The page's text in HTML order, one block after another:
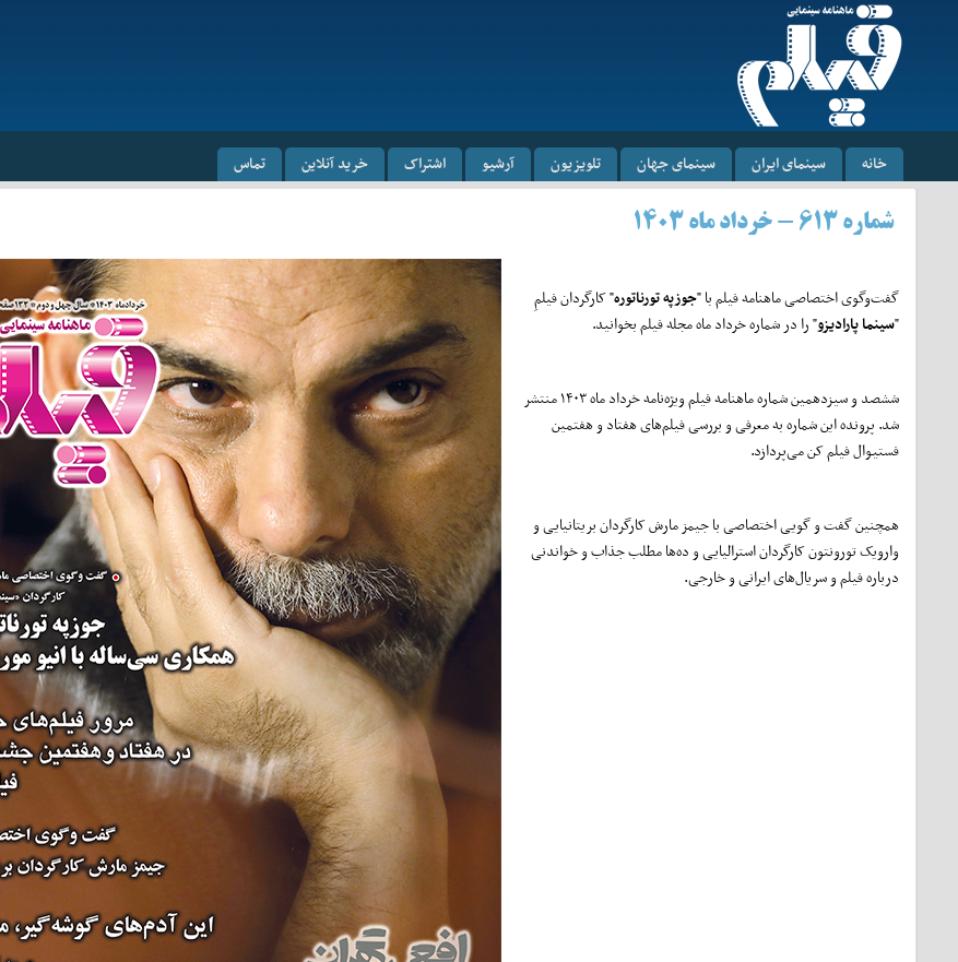
خانه سینمای ایران سینمای جهان تلویزیون آرشیو اشتراک خرید آنلاین تماس
شماره ۶۱۳ - خرداد ماه ۱۴۰۳
گفت‌و‌گوی اختصاصی ماهنامه فیلم با "جوزپه تورناتوره" کارگردان فیلمِ
"سینما پارادیزو" را در شماره خرداد ماه مجله فیلم بخوانید.
ششصد و سیزدهمین شماره ماهنامه فیلم ویژه‌نامه خرداد ماه ۱۴۰۳ منتشر
شد. پرونده این شماره به معرفی و بررسی فیلم‌های هفتاد و هفتمین
فستیوال فیلم کن می‌پردازد.
همچنین گفت و گویی اختصاصی با جیمز مارش کارگردان بریتانیایی و
وارویک تورونتون کارگردان استرالیایی و ده‌ها مطلب جذاب و خواندنی
درباره فیلم و سریال‌های ایرانی و خارجی.